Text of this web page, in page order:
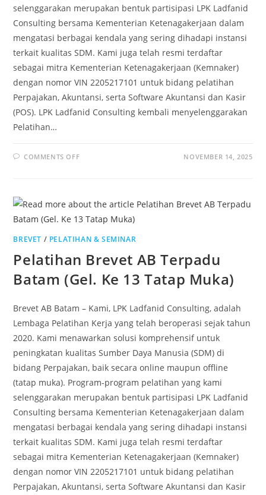
selenggarakan merupakan bentuk partisipasi LPK Ladfanid
Consulting bersama Kementerian Ketenagakerjaan dalam
mengatasi berbagai kendala yang sering dihadapi instansi
terkait kualitas SDM. Kami juga telah resmi terdaftar
sebagai mitra Kementerian Ketenagakerjaan (Kemnaker)
dengan nomor VIN 2205217101 untuk bidang pelatihan
Perpajakan, Akuntansi, serta Software Akuntansi dan Kasir
(POS). LPK Ladfanid Consulting kembali menyelenggarakan
Pelatihan…
COMMENTS OFF NOVEMBER 14, 2025
BREVET / PELATIHAN & SEMINAR
Pelatihan Brevet AB Terpadu
Batam (Gel. Ke 13 Tatap Muka)
Brevet AB Batam – Kami, LPK Ladfanid Consulting, adalah
Lembaga Pelatihan Kerja yang telah beroperasi sejak tahun
2020. Kami menawarkan solusi komprehensif untuk
peningkatan kualitas Sumber Daya Manusia (SDM) di
bidang Perpajakan, baik secara online maupun offline
(tatap muka). Program-program pelatihan yang kami
selenggarakan merupakan bentuk partisipasi LPK Ladfanid
Consulting bersama Kementerian Ketenagakerjaan dalam
mengatasi berbagai kendala yang sering dihadapi instansi
terkait kualitas SDM. Kami juga telah resmi terdaftar
sebagai mitra Kementerian Ketenagakerjaan (Kemnaker)
dengan nomor VIN 2205217101 untuk bidang pelatihan
Perpajakan, Akuntansi, serta Software Akuntansi dan Kasir